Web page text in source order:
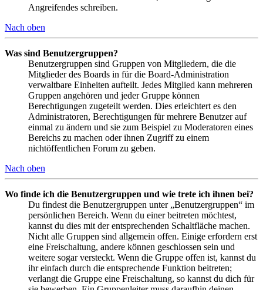
Angreifendes schreiben.
Nach oben
Was sind Benutzergruppen?
Benutzergruppen sind Gruppen von Mitgliedern, die die
Mitglieder des Boards in für die Board-Administration
verwaltbare Einheiten aufteilt. Jedes Mitglied kann mehreren
Gruppen angehören und jeder Gruppe können
Berechtigungen zugeteilt werden. Dies erleichtert es den
Administratoren, Berechtigungen für mehrere Benutzer auf
einmal zu ändern und sie zum Beispiel zu Moderatoren eines
Bereichs zu machen oder ihnen Zugriff zu einem
nichtöffentlichen Forum zu geben.
Nach oben
Wo finde ich die Benutzergruppen und wie trete ich ihnen bei?
Du findest die Benutzergruppen unter „Benutzergruppen“ im
persönlichen Bereich. Wenn du einer beitreten möchtest,
kannst du dies mit der entsprechenden Schaltfläche machen.
Nicht alle Gruppen sind allgemein offen. Einige erfordern erst
eine Freischaltung, andere können geschlossen sein und
weitere sogar versteckt. Wenn die Gruppe offen ist, kannst du
ihr einfach durch die entsprechende Funktion beitreten;
verlangt die Gruppe eine Freischaltung, so kannst du dich für